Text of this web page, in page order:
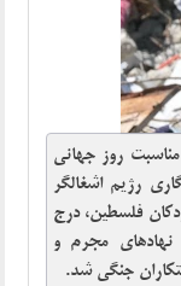
روز جهانی
رژیم اشغالگر
فلسطین، درج
مجرم و
جنگی شد.